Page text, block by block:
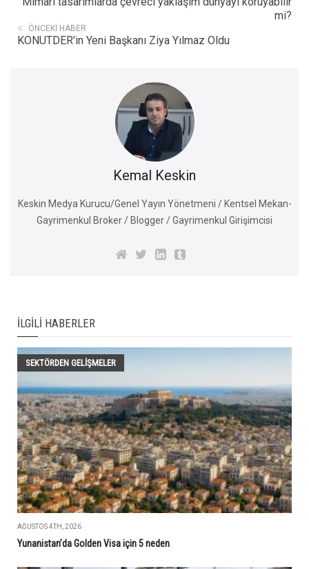
mi?
ÖNCEKI HABER
KONUTDER'in Yeni Başkanı Ziya Yılmaz Oldu
Kemal Keskin
Keskin Medya Kurucu/Genel Yayın Yönetmeni / Kentsel Mekan-
Gayrimenkul Broker / Blogger / Gayrimenkul Girişimcisi
İLGILI HABERLER
SEKTÖRDEN GELIŞMELER
AĞUSTOS 4TH, 2026
Yunanistan’da Golden Visa için 5 neden